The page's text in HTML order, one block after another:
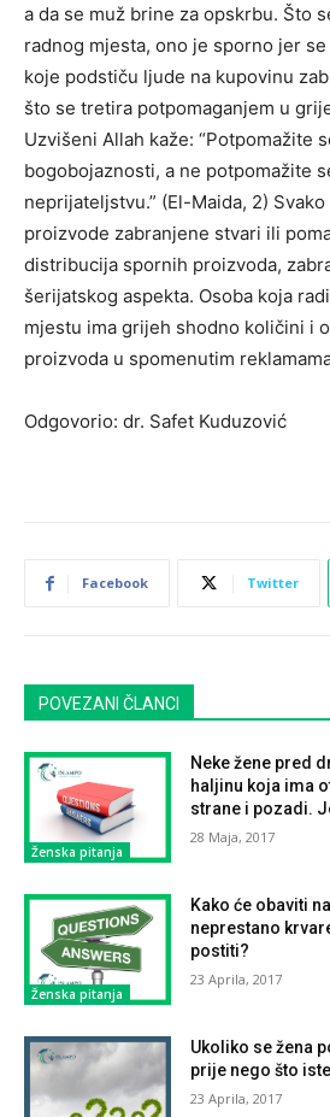
a da se muž brine za opskrbu. Što
radnog mjesta, ono je sporno jer
koje podstiču ljude na kupovinu
što se tretira potpomaganjem u
Uzvišeni Allah kaže: “Potpomažite
bogobojaznosti, a ne potpomažite
neprijateljstvu.” (El-Maida, 2)
proizvode zabranjene stvari ili
distribucija spornih proizvoda,
šerijatskog aspekta. Osoba koja
mjestu ima grijeh shodno količini i
proizvoda u spomenutim
Odgovorio: dr. Safet Kuduzović
Facebook Twitter
POVEZANI ČLANCI
Ženska pitanja
Neke žene pred
haljinu koja ima
strane i pozadi.
28 Maja, 2017
Ženska pitanja
Kako će obaviti
neprestano
postiti?
23 Aprila, 2017
Ukoliko se žena
prije nego što
23 Aprila, 2017